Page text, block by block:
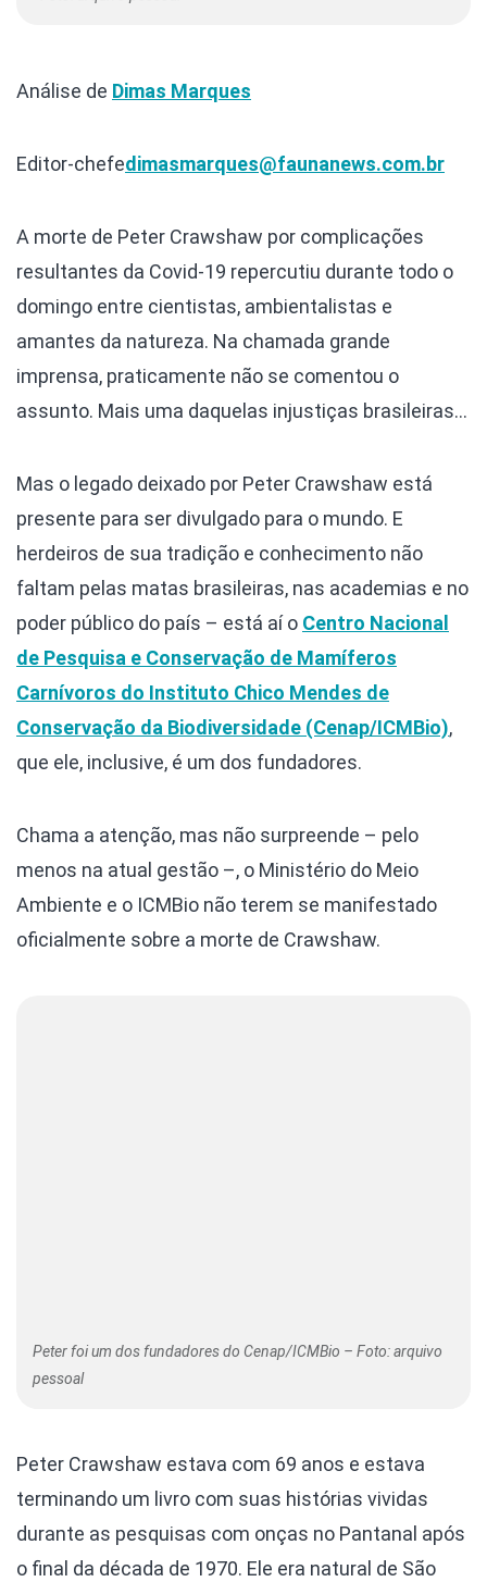
Análise de Dimas Marques
Editor-chefedimasmarques@faunanews.com.br
A morte de Peter Crawshaw por complicações
resultantes da Covid-19 repercutiu durante todo o
domingo entre cientistas, ambientalistas e
amantes da natureza. Na chamada grande
imprensa, praticamente não se comentou o
assunto. Mais uma daquelas injustiças brasileiras…
Mas o legado deixado por Peter Crawshaw está
presente para ser divulgado para o mundo. E
herdeiros de sua tradição e conhecimento não
faltam pelas matas brasileiras, nas academias e no
poder público do país – está aí o Centro Nacional
de Pesquisa e Conservação de Mamíferos
Carnívoros do Instituto Chico Mendes de
Conservação da Biodiversidade (Cenap/ICMBio),
que ele, inclusive, é um dos fundadores.
Chama a atenção, mas não surpreende – pelo
menos na atual gestão –, o Ministério do Meio
Ambiente e o ICMBio não terem se manifestado
oficialmente sobre a morte de Crawshaw.
Peter foi um dos fundadores do Cenap/ICMBio – Foto: arquivo
pessoal
Peter Crawshaw estava com 69 anos e estava
terminando um livro com suas histórias vividas
durante as pesquisas com onças no Pantanal após
o final da década de 1970. Ele era natural de São